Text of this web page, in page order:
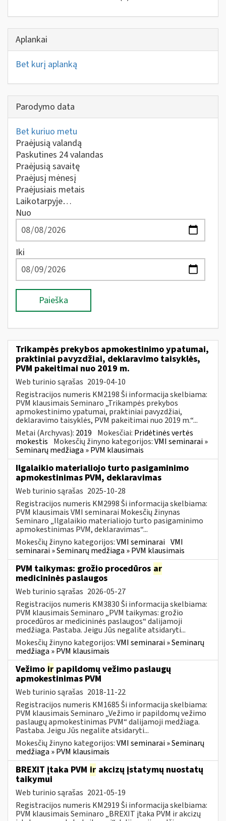
Aplankai
Bet kurį aplanką
Parodymo data
Bet kuriuo metu
Praėjusią valandą
Paskutines 24 valandas
Praėjusią savaitę
Praėjusį mėnesį
Praėjusiais metais
Laikotarpyje…
Nuo
Iki
Paieška
Trikampės prekybos apmokestinimo ypatumai,
praktiniai pavyzdžiai, deklaravimo taisyklės,
PVM pakeitimai nuo 2019 m.
Web turinio sąrašas 2019-04-10
Registracijos numeris KM2198 Ši informacija skelbiama:
PVM klausimais Seminaro „Trikampės prekybos
apmokestinimo ypatumai, praktiniai pavyzdžiai,
deklaravimo taisyklės, PVM pakeitimai nuo 2019 m.“...
Metai (Archyvas): 2019 Mokesčiai: Pridėtinės vertės
mokestis Mokesčių žinyno kategorijos:VMI seminarai »
Seminarų medžiaga » PVM klausimais
Ilgalaikio materialiojo turto pasigaminimo
apmokestinimas PVM, deklaravimas
Web turinio sąrašas 2025-10-28
Registracijos numeris KM2998 Ši informacija skelbiama:
PVM klausimais VMI seminarai Mokesčių žinynas
Seminaro „Ilgalaikio materialiojo turto pasigaminimo
apmokestinimas PVM, deklaravimas“...
Mokesčių žinyno kategorijos:VMI seminarai VMI
seminarai » Seminarų medžiaga » PVM klausimais
PVM taikymas: grožio procedūros ar
medicininės paslaugos
Web turinio sąrašas 2026-05-27
Registracijos numeris KM3830 Ši informacija skelbiama:
PVM klausimais Seminaro „PVM taikymas: grožio
procedūros ar medicininės paslaugos“ dalijamoji
medžiaga. Pastaba. Jeigu Jūs negalite atsidaryti...
Mokesčių žinyno kategorijos:VMI seminarai » Seminarų
medžiaga » PVM klausimais
Vežimo ir papildomų vežimo paslaugų
apmokestinimas PVM
Web turinio sąrašas 2018-11-22
Registracijos numeris KM1685 Ši informacija skelbiama:
PVM klausimais Seminaro „Vežimo ir papildomų vežimo
paslaugų apmokestinimas PVM“ dalijamoji medžiaga.
Pastaba. Jeigu Jūs negalite atsidaryti...
Mokesčių žinyno kategorijos:VMI seminarai » Seminarų
medžiaga » PVM klausimais
BREXIT įtaka PVM ir akcizų įstatymų nuostatų
taikymui
Web turinio sąrašas 2021-05-19
Registracijos numeris KM2919 Ši informacija skelbiama:
PVM klausimais Seminaro „BREXIT įtaka PVM ir akcizų